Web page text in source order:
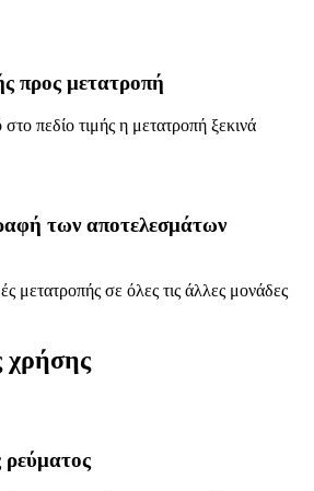
προς μετατροπή
πεδίο τιμής η μετατροπή ξεκινά
των αποτελεσμάτων
μετατροπής σε όλες τις άλλες μονάδες
χρήσης